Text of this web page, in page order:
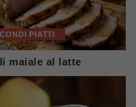
PIATTI
maiale al latte